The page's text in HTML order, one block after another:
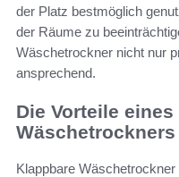
der Platz bestmöglich
der Räume zu
Wäschetrockner nicht nur
ansprechend.
Die Vorteile
Wäschetrockners
Klappbare